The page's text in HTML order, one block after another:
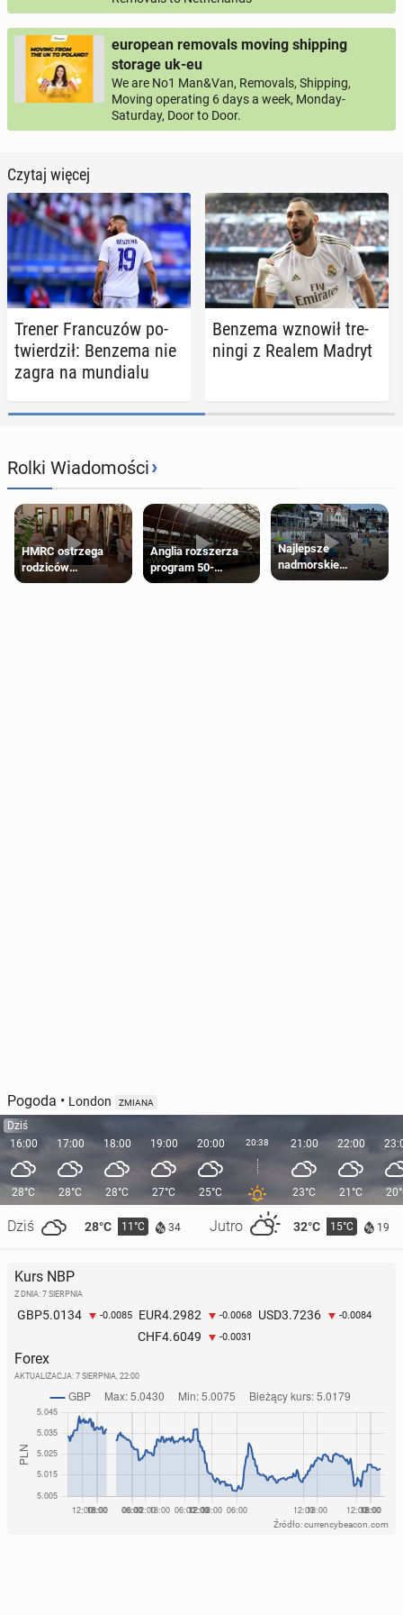
european removals moving shipping
storage uk-eu
We are No1 Man&Van, Removals, Shipping,
Moving operating 6 days a week, Monday-
Saturday, Door to Door.
Czytaj więcej
Trener Fran­cu­zów po­
twier­dził: Benzema nie
zagra na mun­dia­lu
Benzema wznowił tre­
nin­gi z Realem Madryt
Rolki Wiadomości›
HMRC ostrzega
rodziców
pobierających Child
Anglia rozszerza
program 50-
procentowych
Najlepsze
nadmorskie
miasteczko blisko
Pogoda • London ZMIANA
Dziś
16:00
28°C
Dziś 28°C 11°C 34 Jutro 32°C 15°C 19
17:00
28°C
18:00
28°C
19:00
27°C
20:00
25°C
20:38 21:00
23°C
22:00
21°C
Kurs NBP
Z DNIA: 7 SIERPNIA
GBP5.0134 -0.0085 EUR4.2982 -0.0068 USD3.7236 -0.0084
CHF4.6049 -0.0031
Forex
AKTUALIZACJA: 7 SIERPNIA, 22:00
Źródło: currencybeacon.com